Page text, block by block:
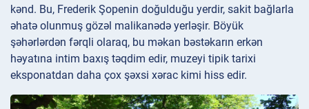
kənd. Bu, Frederik Şopenin doğulduğu yerdir, sakit bağlarla
əhatə olunmuş gözəl malikanədə yerləşir. Böyük
şəhərlərdən fərqli olaraq, bu məkan bəstəkarın erkən
həyatına intim baxış təqdim edir, muzeyi tipik tarixi
eksponatdan daha çox şəxsi xərac kimi hiss edir.